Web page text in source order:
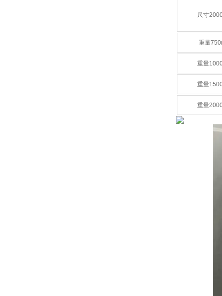
尺寸
重量
重量
重量
重量